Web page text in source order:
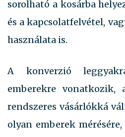
sorolható a kosárba
és a kapcsolatfelvétel,
használata is.
A konverzió
emberekre vonatkozik,
rendszeres vásárlókká
olyan emberek